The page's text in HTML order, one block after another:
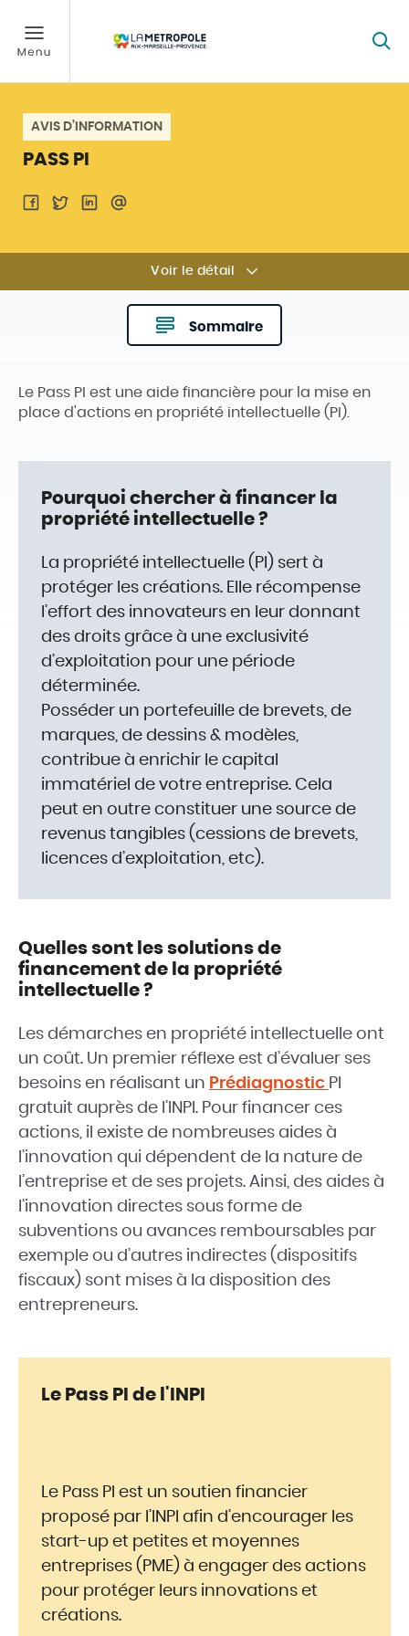
AVIS D’INFORMATION
PASS PI
Voir le détail
Sommaire
Le Pass PI est une aide financière pour la mise en
place d'actions en propriété intellectuelle (PI).
Pourquoi chercher à financer la
propriété intellectuelle ?
La propriété intellectuelle (PI) sert à
protéger les créations. Elle récompense
l’effort des innovateurs en leur donnant
des droits grâce à une exclusivité
d’exploitation pour une période
déterminée.
Posséder un portefeuille de brevets, de
marques, de dessins & modèles,
contribue à enrichir le capital
immatériel de votre entreprise. Cela
peut en outre constituer une source de
revenus tangibles (cessions de brevets,
licences d’exploitation, etc).
Quelles sont les solutions de
financement de la propriété
intellectuelle ?
Les démarches en propriété intellectuelle ont
un coût. Un premier réflexe est d’évaluer ses
besoins en réalisant un Prédiagnostic PI
gratuit auprès de l’INPI. Pour financer ces
actions, il existe de nombreuses aides à
l’innovation qui dépendent de la nature de
l’entreprise et de ses projets. Ainsi, des aides à
l’innovation directes sous forme de
subventions ou avances remboursables par
exemple ou d’autres indirectes (dispositifs
fiscaux) sont mises à la disposition des
entrepreneurs.
Le Pass PI de l'INPI
Le Pass PI est un soutien financier
proposé par l’INPI afin d’encourager les
start-up et petites et moyennes
entreprises (PME) à engager des actions
pour protéger leurs innovations et
créations.